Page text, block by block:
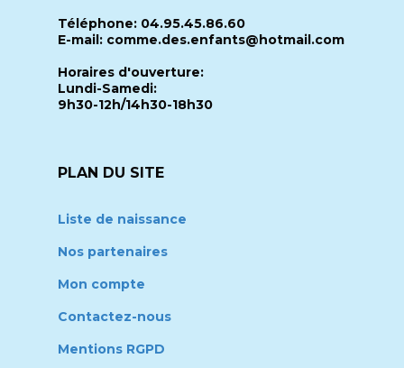
Téléphone: 04.95.45.86.60
E-mail: comme.des.enfants@hotmail.com
Horaires d'ouverture:
Lundi-Samedi:
9h30-12h/14h30-18h30
PLAN DU SITE
Liste de naissance
Nos partenaires
Mon compte
Contactez-nous
Mentions RGPD